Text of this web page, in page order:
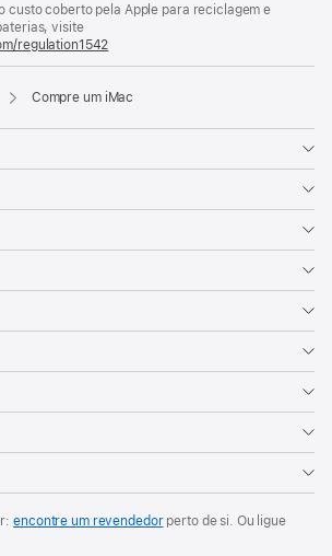
custo coberto pela Apple para reciclagem e
visite
regulation1542
numa
janela)
Compre um iMac
encontre um revendedorperto de si. Ou ligue